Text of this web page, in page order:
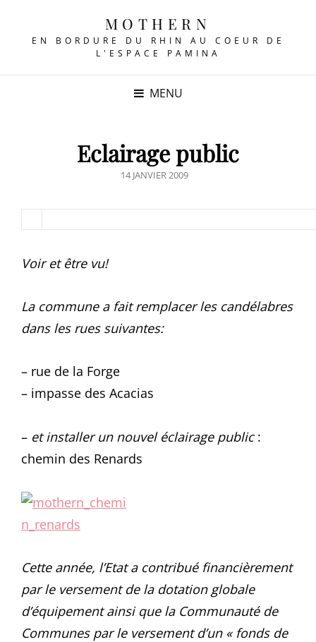
MOTHERN
EN BORDURE DU RHIN AU COEUR DE
L'ESPACE PAMINA
MENU
Eclairage public
POSTED
14 JANVIER 2009
Voir et être vu!
La commune a fait remplacer les candélabres
dans les rues suivantes:
– rue de la Forge
– impasse des Acacias
– et installer un nouvel éclairage public:
chemin des Renards
Cette année, l’Etat a contribué financièrement
par le versement de la dotation globale
d’équipement ainsi que la Communauté de
Communes par le versement d’un « fonds de